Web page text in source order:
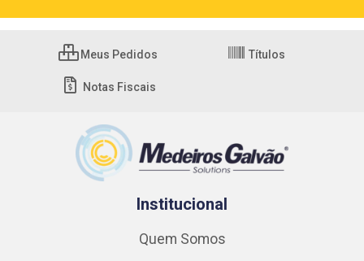
Meus Pedidos Títulos
Notas Fiscais
Institucional
Quem Somos